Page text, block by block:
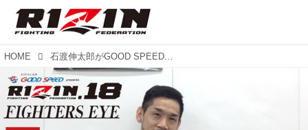
HOME 石渡伸太郎がGOOD SPEED presents RIZIN.18 の堀口・朝倉戦、マネル・水垣戦をズバリ勝敗予想！